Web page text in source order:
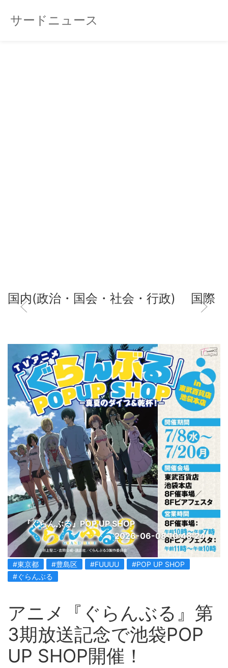
サードニュース
国内(政治・国会・社会・行政) 国際
『ぐらんぶる』POP UP SHOP
2026-06-08 10:48:24
#東京都 #豊島区 #FUUUU
#POP UP SHOP
#ぐらんぶる
アニメ『ぐらんぶる』第
3期放送記念で池袋POP
UP SHOP開催！